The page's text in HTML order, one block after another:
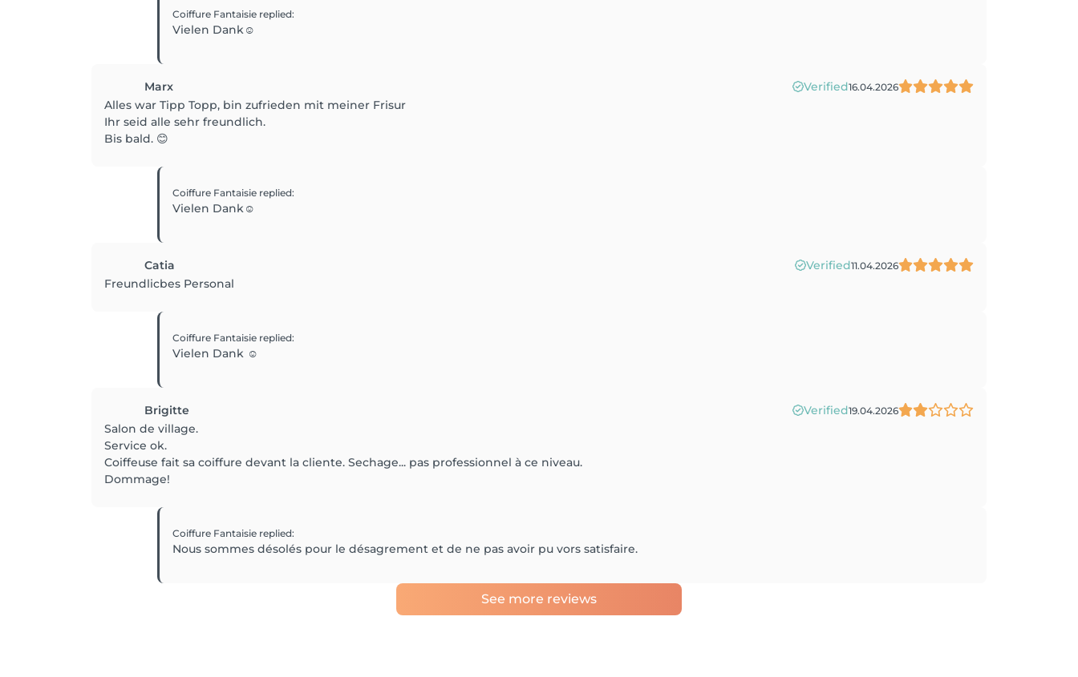
Coiffure Fantaisie replied:
Vielen Dank☺️
Marx Verified16.04.2026
Alles war Tipp Topp, bin zufrieden mit meiner Frisur
Ihr seid alle sehr freundlich.
Bis bald. 😊
Coiffure Fantaisie replied:
Vielen Dank☺️
Catia Verified11.04.2026
Freundlicbes Personal
Coiffure Fantaisie replied:
Vielen Dank ☺️
Brigitte Verified19.04.2026
Salon de village.
Service ok.
Coiffeuse fait sa coiffure devant la cliente. Sechage... pas professionnel à ce niveau.
Dommage!
Coiffure Fantaisie replied:
Nous sommes désolés pour le désagrement et de ne pas avoir pu vors satisfaire.
See more reviews